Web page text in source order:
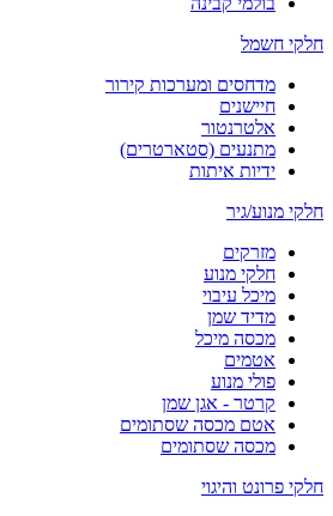
חלקי חשמל
מדחסים ומערכות קירור
חיישנים
אלטרנטור
מתנעים (סטארטרים)
ידיות איתות
חלקי מנוע/גיר
מזרקים
חלקי מנוע
מיכל עיבוי
מדיד שמן
מכסה מיכל
אטמים
פולי מנוע
קרטר - אגן שמן
אטם מכסה שסתומים
מכסה שסתומים
חלקי פרונט והיגוי